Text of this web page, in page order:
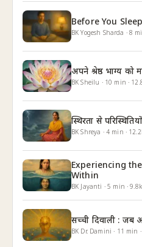
Before You
BK Yogesh Sharda ·8
अपने श्रेष्ठ भाग्य
BK Sheilu · 10 min ·
स्थिरता से
BK Shreya · 4 min ·
Experiencing
Within
BK Jayanti ·5 min ·9.8k
सच्ची दिवाली :
BK Dr. Damini · 11 min ·